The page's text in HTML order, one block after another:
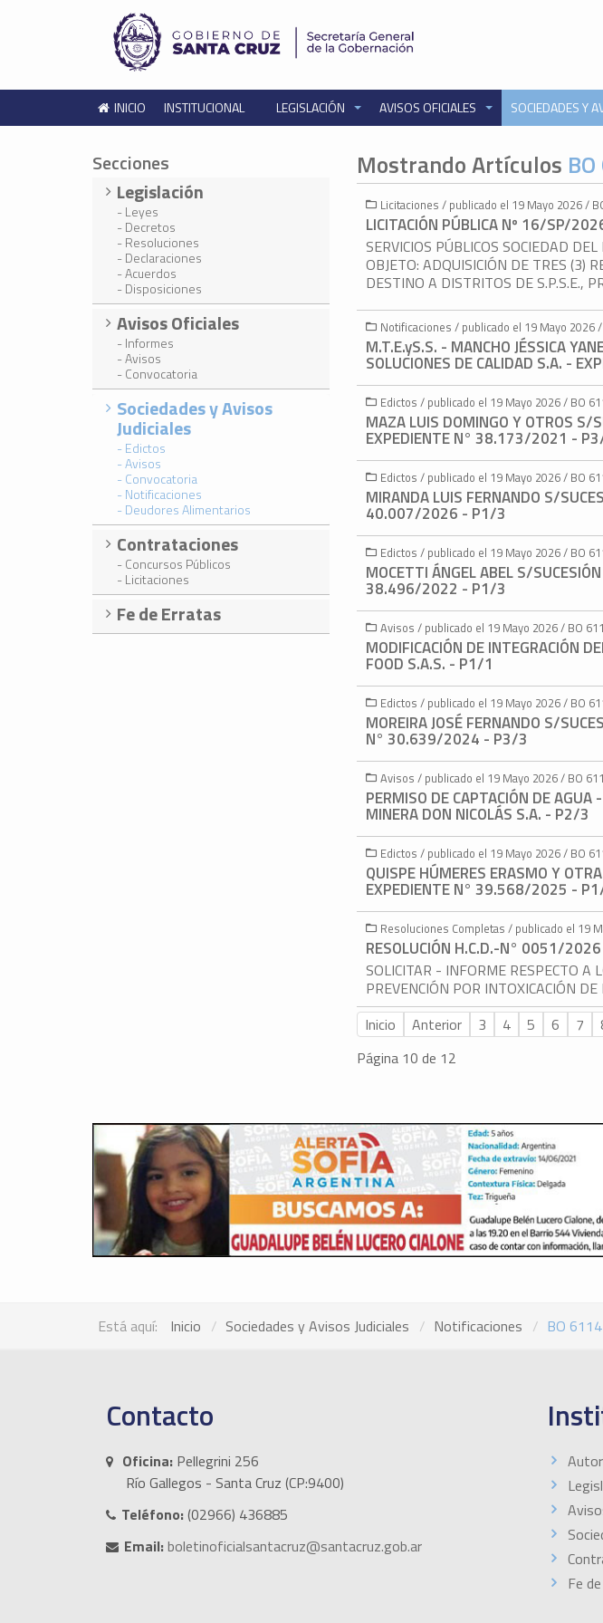
INICIO INSTITUCIONAL LEGISLACIÓN AVISOS OFICIALES SOCIEDADES Y
Secciones
Legislación
- Leyes
- Decretos
- Resoluciones
- Declaraciones
- Acuerdos
- Disposiciones
Avisos Oficiales
- Informes
- Avisos
- Convocatoria
Sociedades y Avisos
Judiciales
- Edictos
- Avisos
- Convocatoria
- Notificaciones
- Deudores Alimentarios
Contrataciones
- Concursos Públicos
- Licitaciones
Fe de Erratas
Mostrando Artículos
Licitaciones / publicado el 19 Mayo 2026 /
LICITACIÓN PÚBLICA Nº 16/SP/
SERVICIOS PÚBLICOS SOCIEDAD
OBJETO: ADQUISICIÓN DE TRES (3)
DESTINO A DISTRITOS DE S.P.S.E.,
Notificaciones / publicado el 19 Mayo 2026
M.T.E.yS.S. - MANCHO JÉSSICA
SOLUCIONES DE CALIDAD S.A. -
Edictos / publicado el 19 Mayo 2026 / BO
MAZA LUIS DOMINGO Y OTROS S/
EXPEDIENTE N° 38.173/2021 -
Edictos / publicado el 19 Mayo 2026 / BO
MIRANDA LUIS FERNANDO S/
40.007/2026 - P1/3
Edictos / publicado el 19 Mayo 2026 / BO
MOCETTI ÁNGEL ABEL S/
38.496/2022 - P1/3
Avisos / publicado el 19 Mayo 2026 / BO
MODIFICACIÓN DE INTEGRACIÓN
FOOD S.A.S. - P1/1
Edictos / publicado el 19 Mayo 2026 / BO
MOREIRA JOSÉ FERNANDO S/
N° 30.639/2024 - P3/3
Avisos / publicado el 19 Mayo 2026 / BO
PERMISO DE CAPTACIÓN DE
MINERA DON NICOLÁS S.A. - P2/3
Edictos / publicado el 19 Mayo 2026 / BO
QUISPE HÚMERES ERASMO Y
EXPEDIENTE N° 39.568/2025 -
Resoluciones Completas / publicado el 19
RESOLUCIÓN H.C.D.-N° 0051/2026
SOLICITAR - INFORME RESPECTO A
PREVENCIÓN POR INTOXICACIÓN
Inicio
Anterior 3 4 5 6 7
Página 10 de 12
Está aquí: Inicio Sociedades y Avisos Judiciales Notificaciones BO 6114
Contacto
Oficina: Pellegrini 256
Río Gallegos - Santa Cruz (CP:9400)
Teléfono:(02966) 436885
Email:boletinoficialsantacruz@santacruz.gob.ar
Fe